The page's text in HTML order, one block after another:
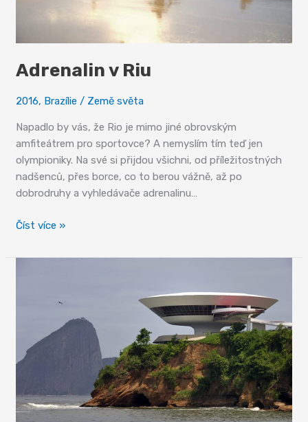
Adrenalin v Riu
2016, Brazílie / Země světa
Napadlo by vás, že Rio je mimo jiné obrovským
amfiteátrem pro sportovce? A nemyslím tím teď jen
olympioniky. Na své si přijdou všichni, od příležitostných
nadšenců, přes borce, co to berou vážně, až po
dobrodruhy a vyhledávače adrenalinu…
Adrenalin
Riu
Číst více »